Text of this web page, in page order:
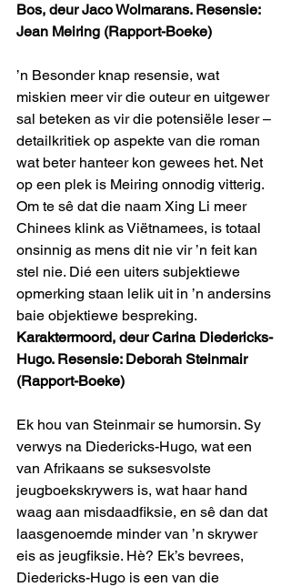
Bos, deur Jaco Wolmarans. Resensie:
Jean Meiring (Rapport-Boeke)
’n Besonder knap resensie, wat
miskien meer vir die outeur en uitgewer
sal beteken as vir die potensiële leser –
detailkritiek op aspekte van die roman
wat beter hanteer kon gewees het. Net
op een plek is Meiring onnodig vitterig.
Om te sê dat die naam Xing Li meer
Chinees klink as Viëtnamees, is totaal
onsinnig as mens dit nie vir ’n feit kan
stel nie. Dié een uiters subjektiewe
opmerking staan lelik uit in ’n andersins
baie objektiewe bespreking.
Karaktermoord, deur Carina Diedericks-
Hugo. Resensie: Deborah Steinmair
(Rapport-Boeke)
Ek hou van Steinmair se humorsin. Sy
verwys na Diedericks-Hugo, wat een
van Afrikaans se suksesvolste
jeugboekskrywers is, wat haar hand
waag aan misdaadfiksie, en sê dan dat
laasgenoemde minder van ’n skrywer
eis as jeugfiksie. Hè? Ek’s bevrees,
Diedericks-Hugo is een van die